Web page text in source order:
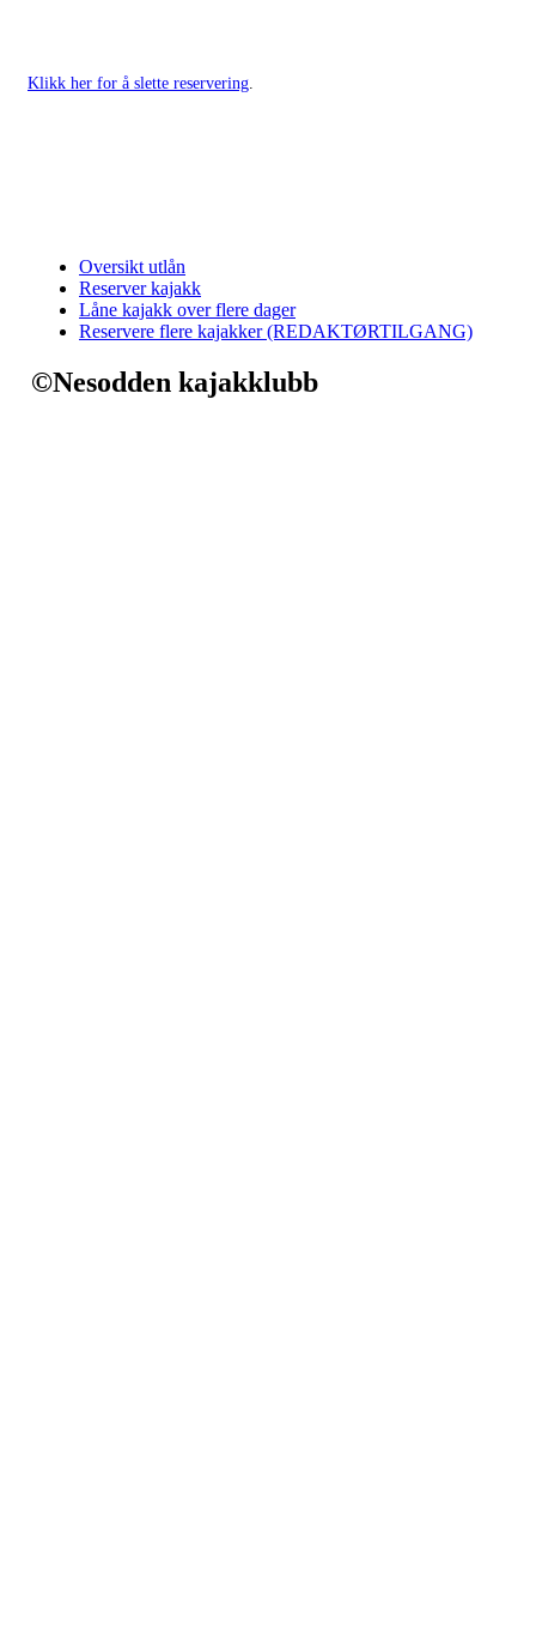
Klikk her for å slette reservering.
Oversikt utlån
Reserver kajakk
Låne kajakk over flere dager
Reservere flere kajakker (REDAKTØRTILGANG)
©Nesodden kajakklubb